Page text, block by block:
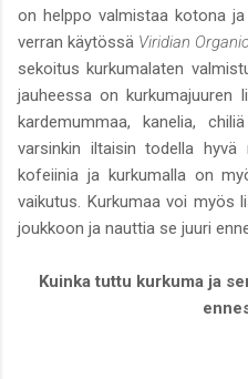
on helppo valmistaa kotona
verran käytössä Viridian
sekoitus kurkumalaten
jauheessa on kurkumajuuren
kardemummaa, kanelia,
varsinkin iltaisin todella
kofeiinia ja kurkumalla on
vaikutus. Kurkumaa voi myös
joukkoon ja nauttia se juuri
Kuinka tuttu kurkuma ja